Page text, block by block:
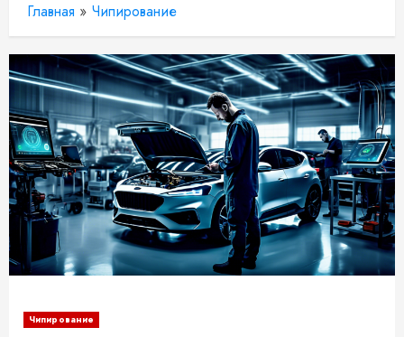
Главная » Чипирование
Чипирование